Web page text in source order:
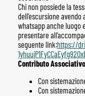
Chi non possiede la
dell’escursione
whatsapp anche luogo
presentare
seguente link:https://
Contributo
Con
Con